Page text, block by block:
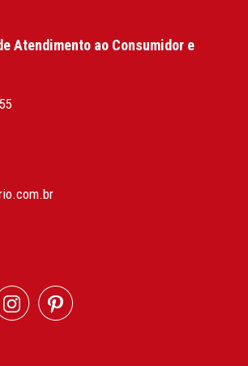
Atendimento ao Consumidor e